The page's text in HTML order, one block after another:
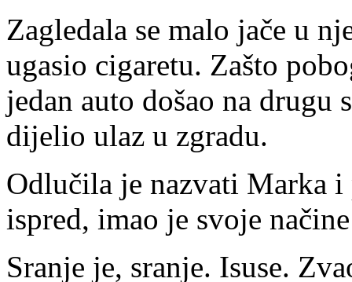
Zagledala se malo jače u
ugasio cigaretu. Zašto
jedan auto došao na drugu
dijelio ulaz u zgradu.
Odlučila je nazvati Marka i
ispred, imao je svoje
Sranje je, sranje. Isuse.